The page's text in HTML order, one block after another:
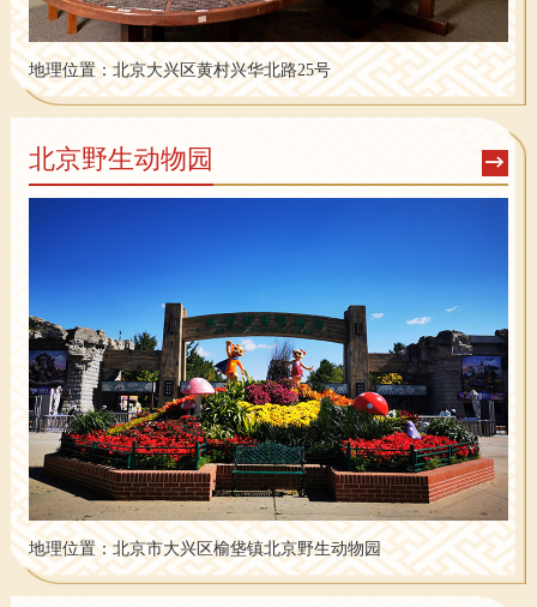
地理位置：北京大兴区黄村兴华北路25号
北京野生动物园
地理位置：北京市大兴区榆垡镇北京野生动物园